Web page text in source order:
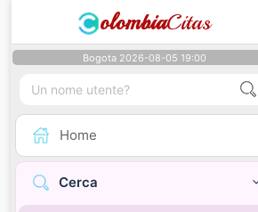
olombiaCitas
Bogota 2026-08-05 19:00
Home
Cerca